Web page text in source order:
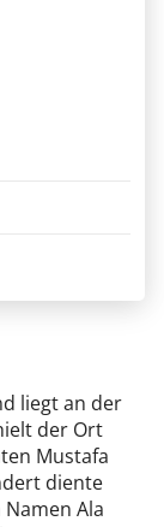
liegt an der
der Ort
Mustafa
diente
Ala